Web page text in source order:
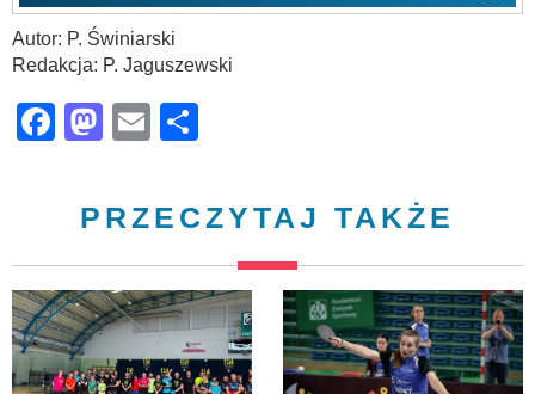
Autor: P. Świniarski
Redakcja: P. Jaguszewski
Facebook
Mastodon
Email
PRZECZYTAJ TAKŻE